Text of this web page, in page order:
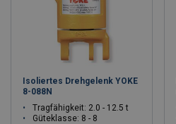
Isoliertes Drehgelenk YOKE
8-088N
Tragfähigkeit: 2.0 - 12.5 t
Güteklasse: 8 - 8